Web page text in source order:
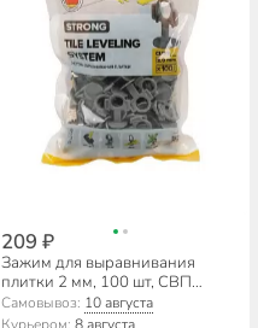
209 ₽
Зажим для выравнивания
плитки 2 мм, 100 шт, СВП
Strong, серые, 3D Krestiki,
К00005560
Самовывоз: 10 августа